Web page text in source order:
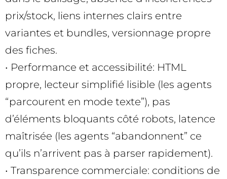
prix/stock, liens internes clairs entre
variantes et bundles, versionnage propre
des fiches.
• Performance et accessibilité: HTML
propre, lecteur simplifié lisible (les agents
“parcourent en mode texte”), pas
d’éléments bloquants côté robots, latence
maîtrisée (les agents “abandonnent” ce
qu’ils n’arrivent pas à parser rapidement).
• Transparence commerciale: conditions de